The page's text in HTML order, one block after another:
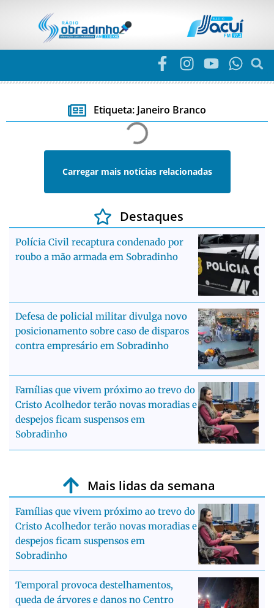
Etiqueta: Janeiro Branco
Carregar mais notícias relacionadas
Destaques
Polícia Civil recaptura condenado por
roubo a mão armada em Sobradinho
Defesa de policial militar divulga novo
posicionamento sobre caso de disparos
contra empresário em Sobradinho
Famílias que vivem próximo ao trevo do
Cristo Acolhedor terão novas moradias e
despejos ficam suspensos em
Sobradinho
Mais lidas da semana
Famílias que vivem próximo ao trevo do
Cristo Acolhedor terão novas moradias e
despejos ficam suspensos em
Sobradinho
Temporal provoca destelhamentos,
queda de árvores e danos no Centro